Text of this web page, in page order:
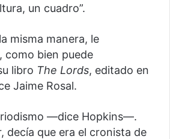
un cuadro”.
misma manera, le
como bien puede
libro The Lords, editado en
Jaime Rosal.
—dice Hopkins—.
decía que era el cronista de